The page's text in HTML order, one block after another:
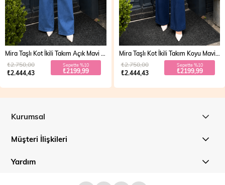
₺2.444,43
₺2.750,00 Sepette %10
₺2199,99
Mira Taşlı Kot İkili Takım Koyu Mavi 19286
₺2.444,43
₺2.750,00 Sepette %10
₺2199,99
Kurumsal
Müşteri İlişkileri
Yardım